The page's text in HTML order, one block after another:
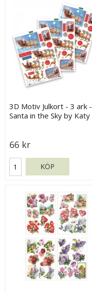
3D Motiv Julkort - 3 ark -
Santa in the Sky by Katy
66 kr
KÖP